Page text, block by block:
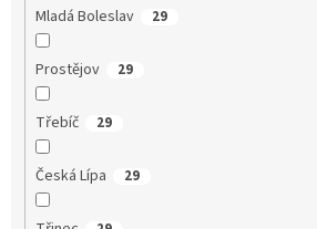
Mladá Boleslav 29
Prostějov 29
Třebíč 29
Česká Lípa 29